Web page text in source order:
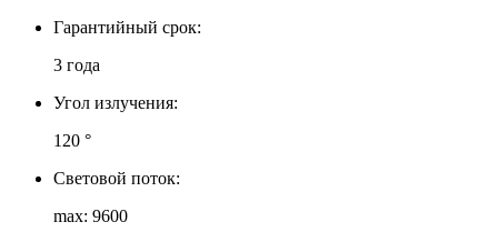
Гарантийный срок:
3 года
Угол излучения:
120 °
Световой поток:
max: 9600